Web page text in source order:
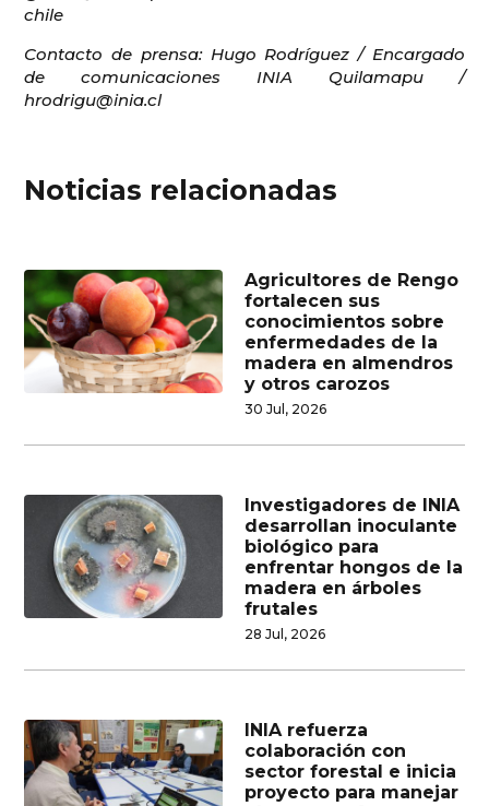
chile
Contacto de prensa: Hugo Rodríguez / Encargado
de comunicaciones INIA Quilamapu /
hrodrigu@inia.cl
Noticias relacionadas
Agricultores de Rengo
fortalecen sus
conocimientos sobre
enfermedades de la
madera en almendros
y otros carozos
30 Jul, 2026
Investigadores de INIA
desarrollan inoculante
biológico para
enfrentar hongos de la
madera en árboles
frutales
28 Jul, 2026
INIA refuerza
colaboración con
sector forestal e inicia
proyecto para manejar